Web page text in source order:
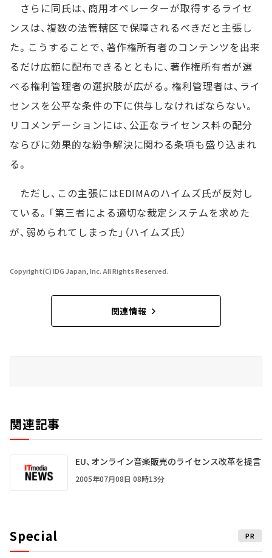
さらに同氏は、商用オペレーターが取得するライセ
ンスは、複数の法管轄区で保障されるべきだと主張し
た。こうすることで、著作権所有者のコンテンツを出来
るだけ広範に配布できるとともに、著作権所有者が選
べる権利管理者の選択肢が広がる。権利管理者は、ライ
センスを公平な条件の下に供与しなければならない。
リコメンデーションには、公正なライセンス料の配分
ならびに効果的な紛争解決に関わる条項も盛り込まれ
る。
ただし、この主張にはEDIMAのハイムズ氏が反対し
ている。「第三者による適切な裁定システムを求めた
が、弱められてしまった」（ハイムズ氏）
Copyright(C) IDG Japan, Inc. All Rights Reserved.
関連情報
関連記事
EU、オンライン音楽販売のライセンス改革を提言
2005年07月08日 08時13分
Special PR